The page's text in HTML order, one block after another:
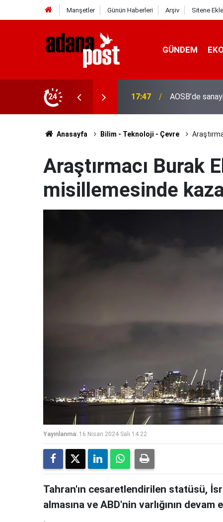
Manşetler Günün Haberleri Arşiv Sitene Ekle
GÜNDEM
24 17:41 Adana'da
Anasayfa Bilim - Teknoloji - Çevre
Araştırmacı Burak
misillemesinde
Yayınlanma: 16 Nisan 2024 Salı 14:22
Tahran'ın cesaretlendirilen statüsü,
almasına ve ABD'nin varlığının